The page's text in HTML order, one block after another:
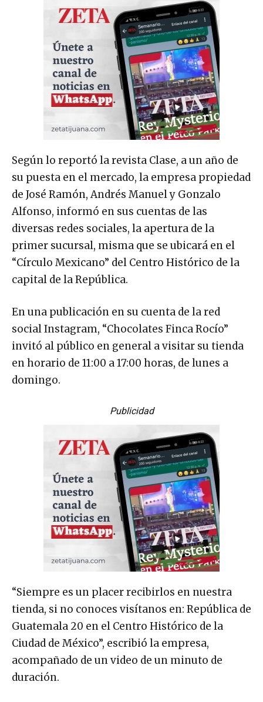
Según lo reportó la revista Clase, a un año de
su puesta en el mercado, la empresa propiedad
de José Ramón, Andrés Manuel y Gonzalo
Alfonso, informó en sus cuentas de las
diversas redes sociales, la apertura de la
primer sucursal, misma que se ubicará en el
“Círculo Mexicano” del Centro Histórico de la
capital de la República.
En una publicación en su cuenta de la red
social Instagram, “Chocolates Finca Rocío”
invitó al público en general a visitar su tienda
en horario de 11:00 a 17:00 horas, de lunes a
domingo.
Publicidad
“Siempre es un placer recibirlos en nuestra
tienda, si no conoces visítanos en: República de
Guatemala 20 en el Centro Histórico de la
Ciudad de México”, escribió la empresa,
acompañado de un video de un minuto de
duración.